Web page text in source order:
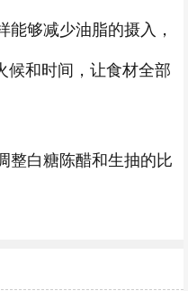
能够减少油脂的摄入，
候和时间，让食材全部
整白糖陈醋和生抽的比